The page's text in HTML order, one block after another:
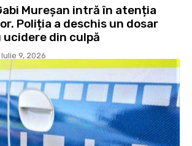
Mureșan intră în atenția
Poliția a deschis un dosar
din culpă
Iulie 9, 2026